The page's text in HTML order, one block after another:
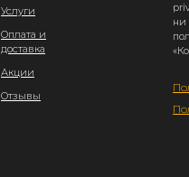
Услуги
Оплата и
доставка
Акции
Отзывы
ни